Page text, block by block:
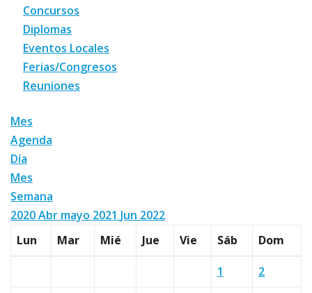
Concursos
Diplomas
Eventos Locales
Ferias/Congresos
Reuniones
Mes
Agenda
Día
Mes
Semana
2020Abr mayo 2021 Jun 2022
Lun
Mar Mié Jue Vie Sáb Dom
1
2